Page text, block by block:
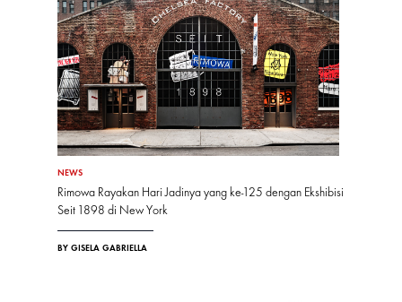
NEWS
Rimowa Rayakan Hari Jadinya yang ke-125 dengan Ekshibisi
Seit 1898 di New York
BY GISELA GABRIELLA